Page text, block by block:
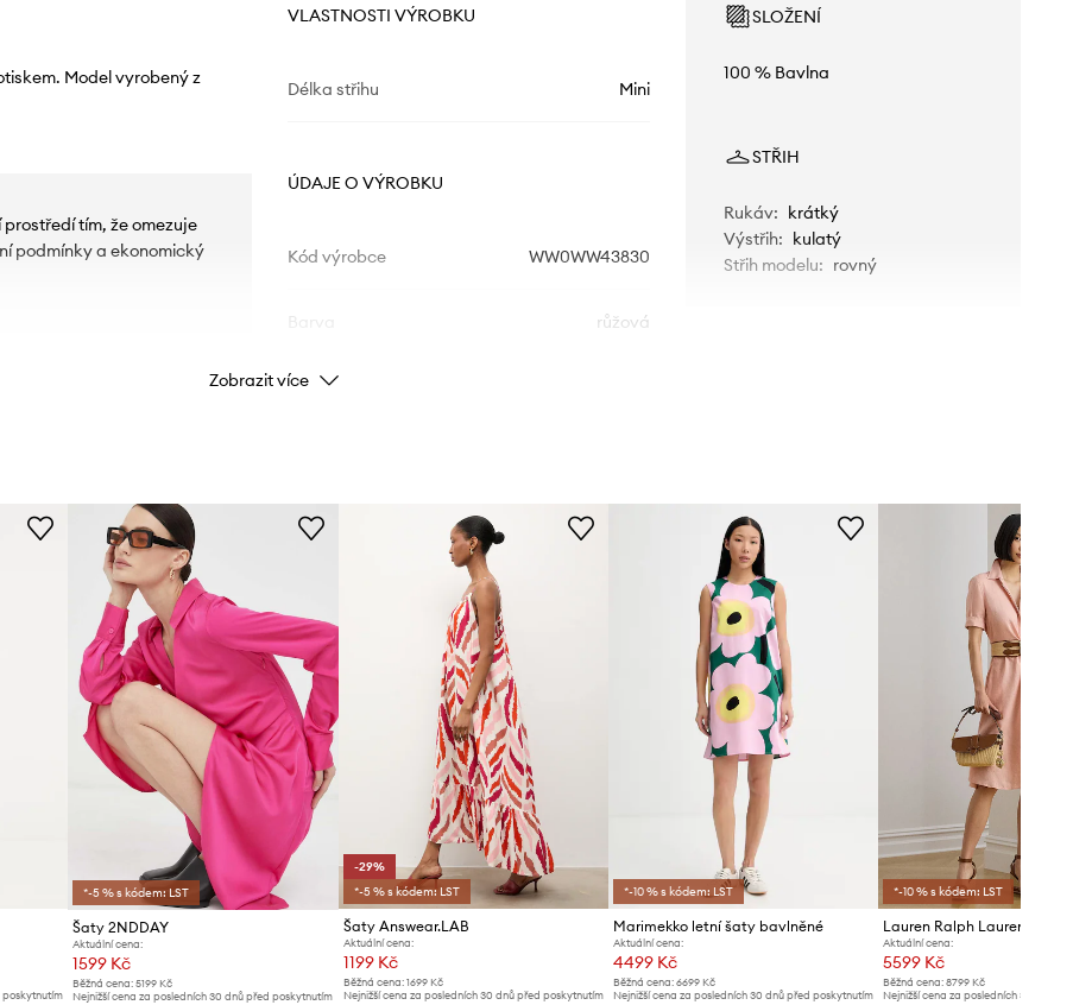
Model vyrobený z
tím, že omezuje
podmínky a ekonomický
VLASTNOSTI VÝROBKU
Délka střihu Mini
ÚDAJE O VÝROBKU
Kód výrobce WW0WW43830
růžová
Značka
ID produktu
SLOŽENÍ
100 % Bavlna
STŘIH
Rukáv: krátký
Výstřih: kulatý
Střih modelu: rovný
Zobrazit více
poskytnutím
*-5 % s kódem: LST
Šaty 2NDDAY
Aktuální cena:
1599 Kč
Běžná cena: 5199 Kč
Nejnižší cena za posledních 30 dnů před poskytnutím
-29%
*-5 % s kódem: LST
Šaty Answear.LAB
Aktuální cena:
1199 Kč
Běžná cena: 1699 Kč
Nejnižší cena za posledních 30 dnů před poskytnutím
*-10 % s kódem: LST
Marimekko letní šaty bavlněné
Aktuální cena:
4499 Kč
Běžná cena:6699 Kč
Nejnižší cena za posledních 30 dnů před poskytnutím
*-10 % s kódem: LST
Aktuální cena:
5599 Kč
Běžná cena: 8799 Kč
Nejnižší cena za posledních 30 dnů